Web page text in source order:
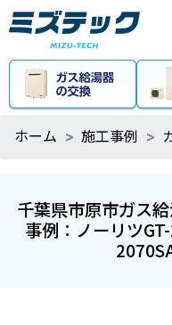
ホーム 施工事例
千葉県市原市ガス
事例：ノーリツ